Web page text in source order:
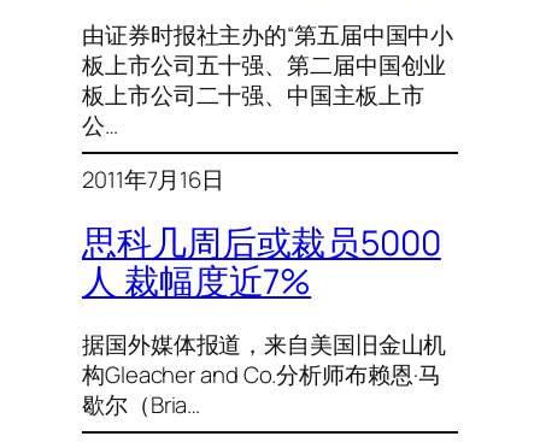
由证券时报社主办的“第五届中国中小
板上市公司五十强、第二届中国创业
板上市公司二十强、中国主板上市
公…
2011年7月16日
思科几周后或裁员5000
人 裁幅度近7%
据国外媒体报道，来自美国旧金山机
构Gleacher and Co.分析师布赖恩·马
歇尔（Bria…